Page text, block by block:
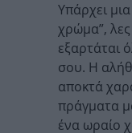
Υπάρχει
χρώμα”,
εξαρτάται
σου. Η
αποκτά
πράγματα
ένα ωραίο